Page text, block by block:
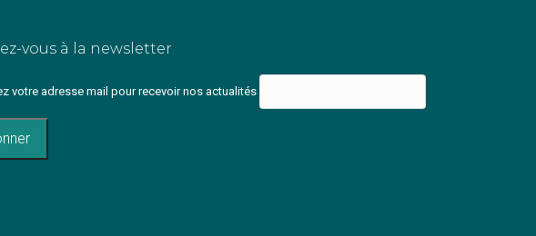
vous à la newsletter
votre adresse mail pour recevoir nos actualités